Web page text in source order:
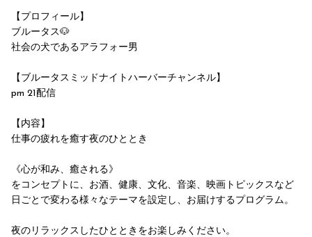
【プロフィール】
ブルータス🐶
社会の犬であるアラフォー男
【ブルータスミッドナイトハーバーチャンネル】
pm 21配信
【内容】
仕事の疲れを癒す夜のひととき
《心が和み、癒される》
をコンセプトに、お酒、健康、文化、音楽、映画トピックスなど
日ごとで変わる様々なテーマを設定し、お届けするプログラム。
夜のリラックスしたひとときをお楽しみください。